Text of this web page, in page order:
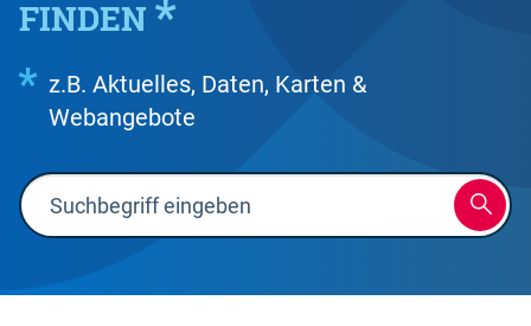
FINDEN
z.B. Aktuelles, Daten, Karten &
Webangebote